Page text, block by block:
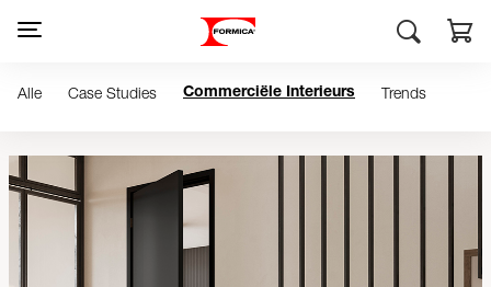
Alle Case Studies Commerciële Interieurs Trends